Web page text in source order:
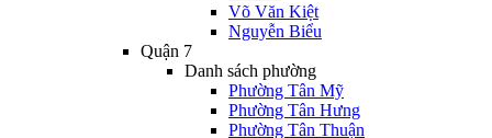
Võ Văn Kiệt
Nguyễn Biểu
Quận 7
Danh sách phường
Phường Tân Mỹ
Phường Tân Hưng
Phường Tân Thuận